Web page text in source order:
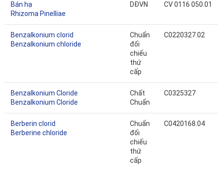
Bán hạ
Rhizoma Pinelliae
DĐVN CV 0116 050.01
Benzalkonium clorid
Benzalkonium chloride
Chuẩn
đối
chiếu
thứ
cấp
C0220327.02
Benzalkonium Cloride
Benzalkonium Cloride
Chất
Chuẩn
C0325327
Berberin clorid
Berberine chloride
Chuẩn
đối
chiếu
thứ
cấp
C0420168.04